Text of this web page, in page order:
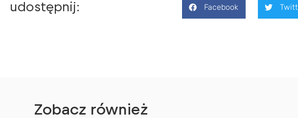
udostępnij: Facebook
Zobacz również